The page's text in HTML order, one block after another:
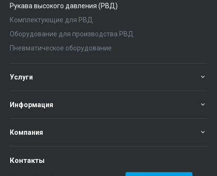
Рукава высокого давления (РВД)
Комплектующие для РВД
Оборудование для производства РВД
Пневматическое оборудование
Услуги
Информация
Компания
Контакты